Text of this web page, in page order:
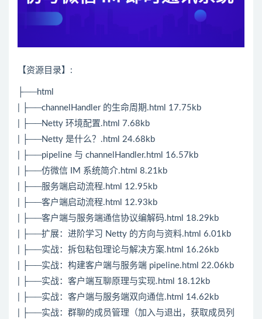
【资源目录】:
├──html
| ├──channelHandler 的生命周期.html 17.75kb
| ├──Netty 环境配置.html 7.68kb
| ├──Netty 是什么？.html 24.68kb
| ├──pipeline 与 channelHandler.html 16.57kb
| ├──仿微信 IM 系统简介.html 8.21kb
| ├──服务端启动流程.html 12.95kb
| ├──客户端启动流程.html 12.93kb
| ├──客户端与服务端通信协议编解码.html 18.29kb
| ├──扩展：进阶学习 Netty 的方向与资料.html 6.01kb
| ├──实战：拆包粘包理论与解决方案.html 16.26kb
| ├──实战：构建客户端与服务端 pipeline.html 22.06kb
| ├──实战：客户端互聊原理与实现.html 18.12kb
| ├──实战：客户端与服务端双向通信.html 14.62kb
| ├──实战：群聊的成员管理（加入与退出，获取成员列